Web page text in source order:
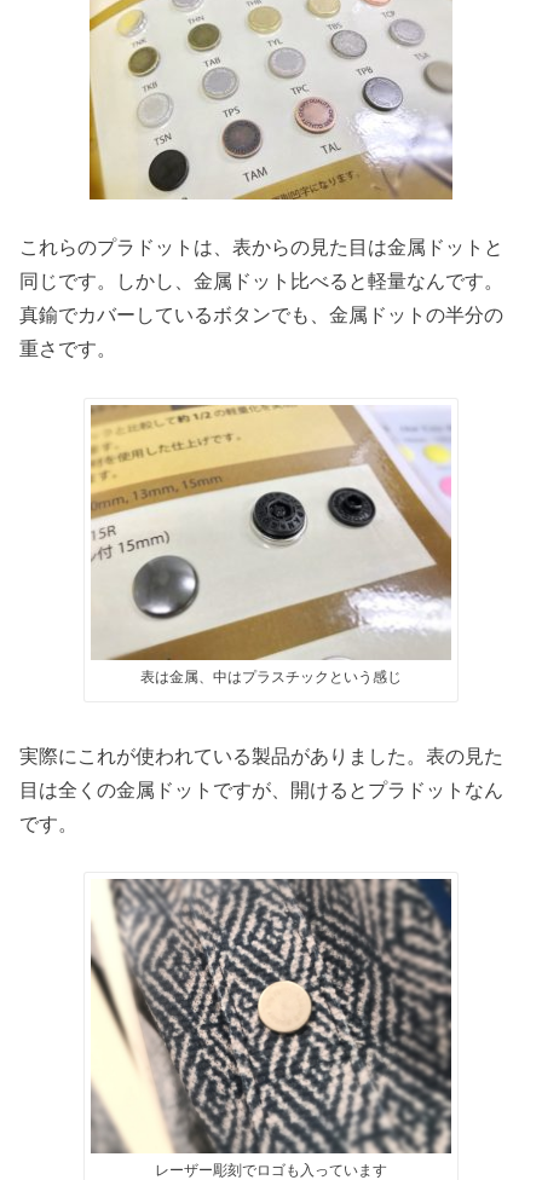
これらのプラドットは、表からの見た目は金属ドットと
同じです。しかし、金属ドット比べると軽量なんです。
真鍮でカバーしているボタンでも、金属ドットの半分の
重さです。
表は金属、中はプラスチックという感じ
実際にこれが使われている製品がありました。表の見た
目は全くの金属ドットですが、開けるとプラドットなん
です。
レーザー彫刻でロゴも入っています